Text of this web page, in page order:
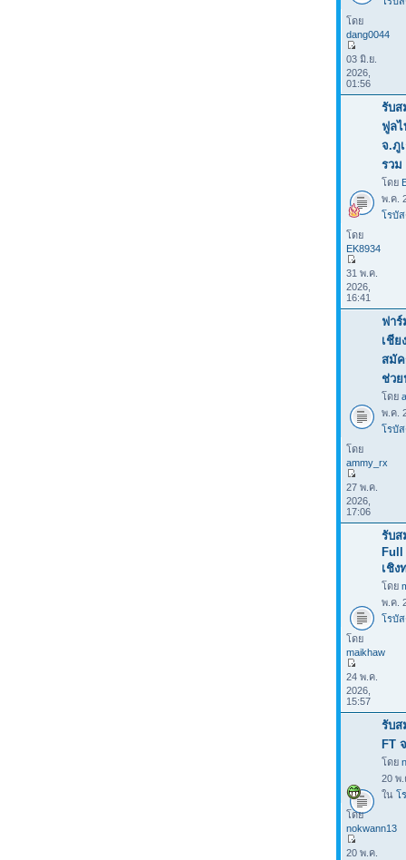
โดย
dang0044
03 มิ.ย.
2026,
01:56
รับส
ฟูล
จ.ภู
รวม
โดย
พ.ค.
โรบั
โดย
EK8934
31 พ.ค.
2026,
16:41
ฟา
เชีย
สมัค
ช่วย
โดย
พ.ค.
โรบั
โดย
ammy_rx
27 พ.ค.
2026,
17:06
รับส
เชิง
โดย
พ.ค.
โรบั
โดย
maikhaw
24 พ.ค.
2026,
15:57
รับส
FT
โดย
20 พ.
ใน โ
โดย
nokwann13
20 พ.ค.